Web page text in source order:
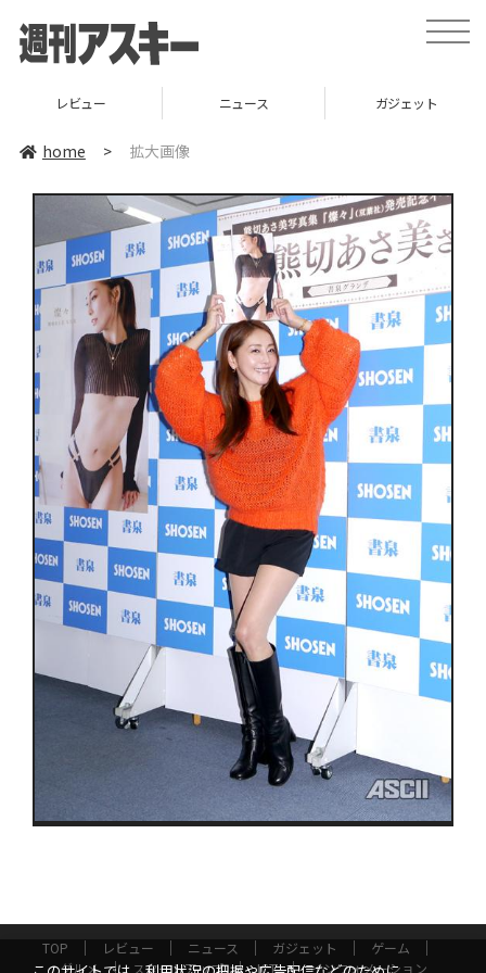
toggle
レビュー ニュース ガジェット
home > 拡大画像
TOP レビュー ニュース ガジェット
ゲーム
グルメ
スタートアップ ICT インフォメーション